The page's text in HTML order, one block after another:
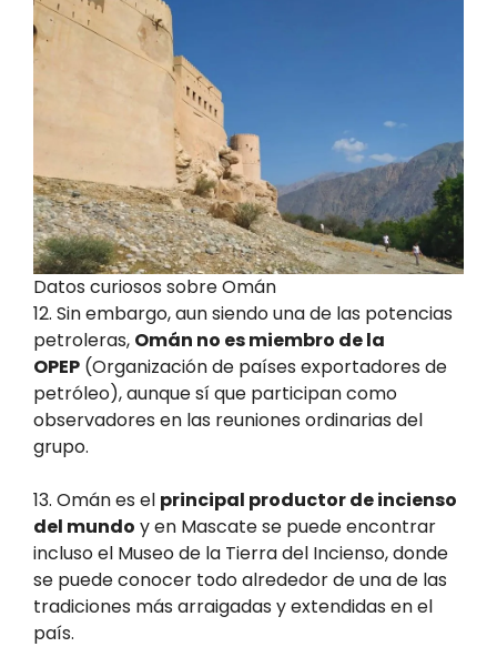
Datos curiosos sobre Omán
12. Sin embargo, aun siendo una de las potencias
petroleras, Omán no es miembro de la
OPEP (Organización de países exportadores de
petróleo), aunque sí que participan como
observadores en las reuniones ordinarias del
grupo.
13. Omán es el principal productor de incienso
del mundo y en Mascate se puede encontrar
incluso el Museo de la Tierra del Incienso, donde
se puede conocer todo alrededor de una de las
tradiciones más arraigadas y extendidas en el
país.